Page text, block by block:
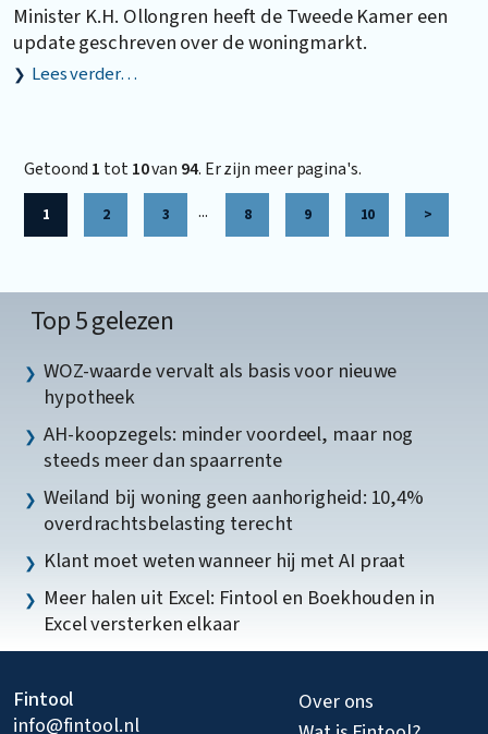
Minister K.H. Ollongren heeft de Tweede Kamer een
update geschreven over de woningmarkt.
Lees verder…
Getoond 1 tot10van 94. Er zijn meer pagina's.
1 2 3 ... 8 9 10 >
Top 5 gelezen
WOZ-waarde vervalt als basis voor nieuwe
hypotheek
AH-koopzegels: minder voordeel, maar nog
steeds meer dan spaarrente
Weiland bij woning geen aanhorigheid: 10,4%
overdrachtsbelasting terecht
Klant moet weten wanneer hij met AI praat
Meer halen uit Excel: Fintool en Boekhouden in
Excel versterken elkaar
Fintool
info@fintool.nl
Over ons